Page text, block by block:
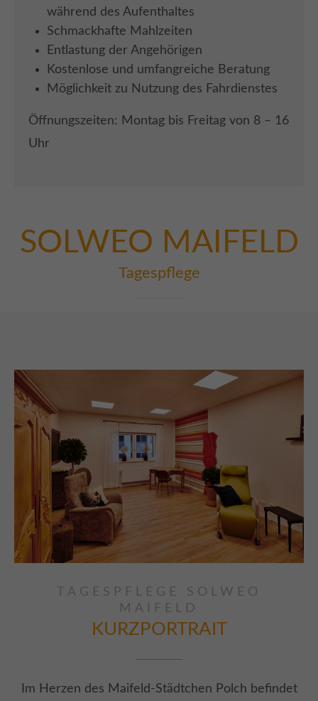
während des Aufenthaltes
Schmackhafte Mahlzeiten
Entlastung der Angehörigen
Kostenlose und umfangreiche Beratung
Möglichkeit zu Nutzung des Fahrdienstes
Öffnungszeiten: Montag bis Freitag von 8 – 16
Uhr
SOLWEO MAIFELD
Tagespflege
TAGESPFLEGE SOLWEO
MAIFELD
KURZPORTRAIT
Im Herzen des Maifeld-Städtchen Polch befindet